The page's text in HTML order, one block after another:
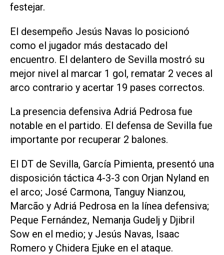
festejar.
El desempeño Jesús Navas lo posicionó
como el jugador más destacado del
encuentro. El delantero de Sevilla mostró su
mejor nivel al marcar 1 gol, rematar 2 veces al
arco contrario y acertar 19 pases correctos.
La presencia defensiva Adriá Pedrosa fue
notable en el partido. El defensa de Sevilla fue
importante por recuperar 2 balones.
El DT de Sevilla, García Pimienta, presentó una
disposición táctica 4-3-3 con Orjan Nyland en
el arco; José Carmona, Tanguy Nianzou,
Marcão y Adriá Pedrosa en la línea defensiva;
Peque Fernández, Nemanja Gudelj y Djibril
Sow en el medio; y Jesús Navas, Isaac
Romero y Chidera Ejuke en el ataque.